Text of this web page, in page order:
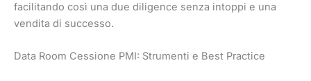
facilitando così una due diligence senza intoppi e una
vendita di successo.
Data Room Cessione PMI: Strumenti e Best Practice